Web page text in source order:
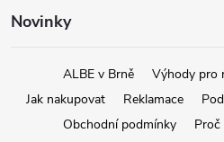
Novinky
ALBE v Brně Výhody pro
Jak nakupovat
Reklamace
Obchodní podmínky
Proč